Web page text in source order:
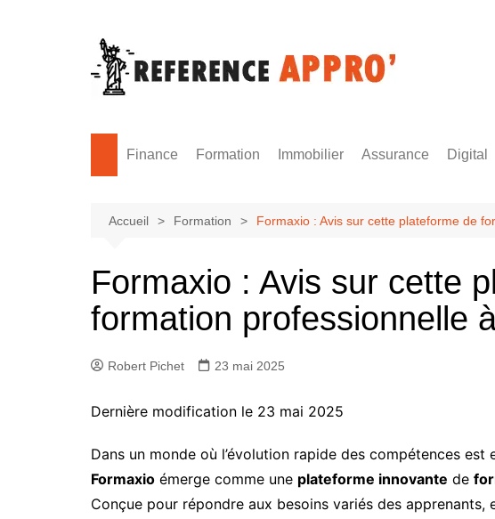
Finance Formation Immobilier Assurance Digital
Accueil Formation Formaxio : Avis sur cette plateforme de
Formaxio : Avis sur cette
formation professionnelle
Robert Pichet 23 mai 2025
Dernière modification le 23 mai 2025
Dans un monde où l’évolution rapide des compétences
Formaxio émerge comme une plateforme innovante de
Conçue pour répondre aux besoins variés des